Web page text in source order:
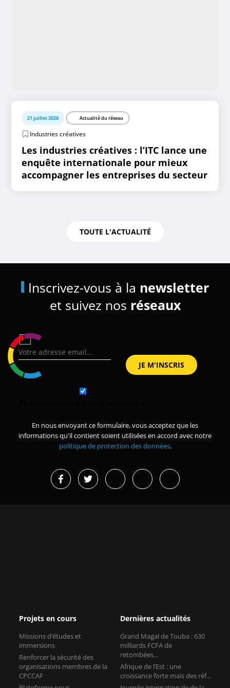
21 juillet 2026 Actualité du réseau
Industries créatives
Les industries créatives : l’ITC lance une
enquête internationale pour mieux
accompagner les entreprises du secteur
TOUTE L'ACTUALITÉ
Inscrivez-vous à la newsletter
et suivez nos réseaux
En nous envoyant ce formulaire, vous acceptez que les
informations qu'il contient soient utilisées en accord avec notre
politique de protection des données.
Projets en cours
Missions d’études et
immersions
Renforcer la sécurité des
organisations membres de la
CPCCAF
Dernières actualités
Grand Magal de Touba : 630
milliards FCFA de
retombées...
Afrique de l’Est : une
croissance forte mais des réf...